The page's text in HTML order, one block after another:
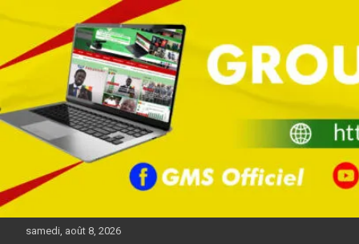
e
u
c
e
n
samedi, août 8, 2026